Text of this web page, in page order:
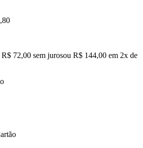
,80
72,00 sem jurosou R$ 144,00 em 2x de